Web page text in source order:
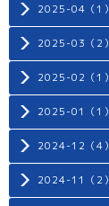
2025-04（1）
2025-03（2）
2025-02（1）
2025-01（1）
2024-12（4）
2024-11（2）